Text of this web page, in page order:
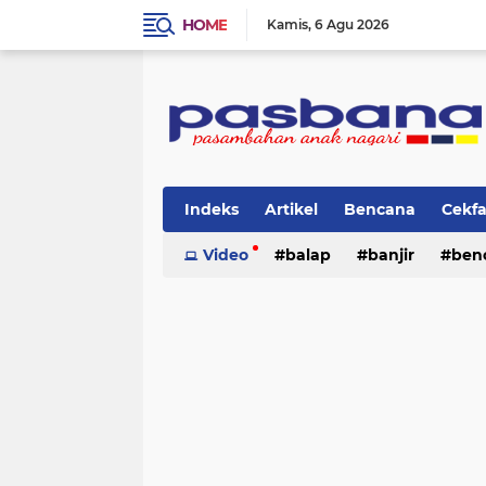
HOME Kamis 6 Agu 2026
Indeks Artikel Bencana
Musik Olahraga Pariwisata
Video balap banjir